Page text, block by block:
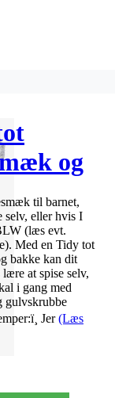
og
Grå
til barnet,
selv, eller hvis I
(læs evt.
Med en Tidy tot
bakke kan dit
lære at spise selv,
i gang med
gulvskrubbe
Jer(Læs